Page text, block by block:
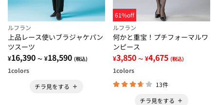
ルフラン
上品レース使いブラジャケパン
ツスーツ
¥16,390 ～ ¥18,590 (税込)
1colors
チラ見をする
61%off
ルフラン
何かと重宝！プチフォーマルワ
ンピース
¥3,850 ～ ¥4,675 (税込)
1colors
13件
チラ見をする